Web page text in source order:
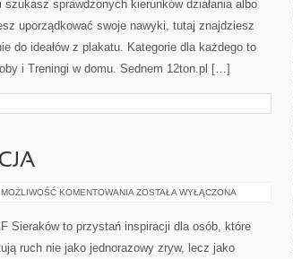
szukasz sprawdzonych kierunków działania albo
uporządkować swoje nawyki, tutaj znajdziesz
do ideałów z plakatu. Kategorie dla każdego to
i Treningi w domu. Sednem 12ton.pl […]
MOŻLIWOŚĆ KOMENTOWANIA ZAWODY
ZOSTAŁA WYŁĄCZONA
Sieraków to przystań inspiracji dla osób, które
ruch nie jako jednorazowy zryw, lecz jako